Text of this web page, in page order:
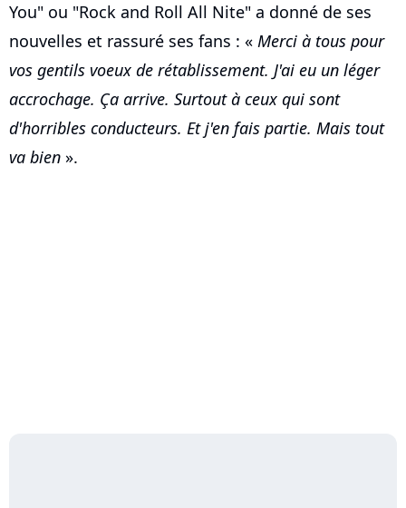
You" ou "Rock and Roll All Nite" a donné de ses
nouvelles et rassuré ses fans : « Merci à tous pour
vos gentils voeux de rétablissement. J'ai eu un léger
accrochage. Ça arrive. Surtout à ceux qui sont
d'horribles conducteurs. Et j'en fais partie. Mais tout
va bien ».